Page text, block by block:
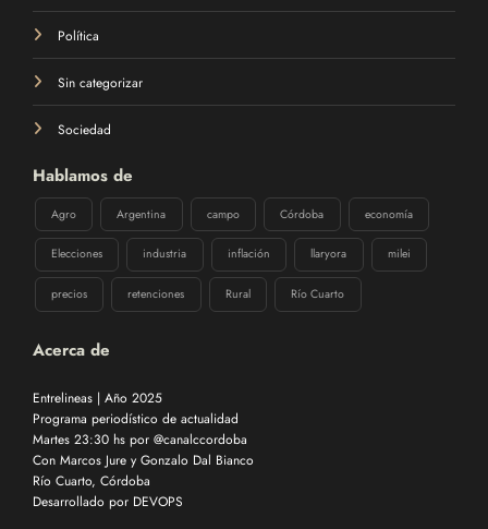
Política
Sin categorizar
Sociedad
Hablamos de
Agro Argentina campo Córdoba economía
Elecciones industria inflación llaryora milei
precios retenciones Rural Río Cuarto
Acerca de
Entrelineas | Año 2025
Programa periodístico de actualidad
Martes 23:30 hs por @canalccordoba
Con Marcos Jure y Gonzalo Dal Bianco
Río Cuarto, Córdoba
Desarrollado por DEVOPS